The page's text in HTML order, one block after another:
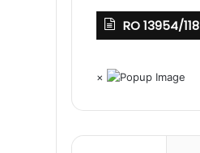
RO 13954/118
×